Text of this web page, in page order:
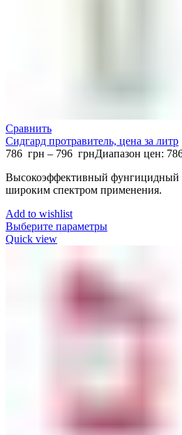
Сравнить
Сидгард протравитель, цена за литр
786 грн – 796 грнДиапазон цен:
Высокоэффективный фунгицидный
широким спектром применения.
Add to wishlist
Выберите параметры
Quick view